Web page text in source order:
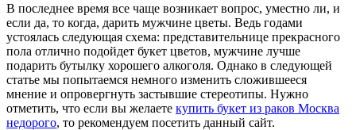
В последнее время все чаще возникает вопрос, уместно ли, и
если да, то когда, дарить мужчине цветы. Ведь годами
устоялась следующая схема: представительнице прекрасного
пола отлично подойдет букет цветов, мужчине лучше
подарить бутылку хорошего алкоголя. Однако в следующей
статье мы попытаемся немного изменить сложившееся
мнение и опровергнуть застывшие стереотипы. Нужно
отметить, что если вы желаете купить букет из раков Москва
недорого, то рекомендуем посетить данный сайт.